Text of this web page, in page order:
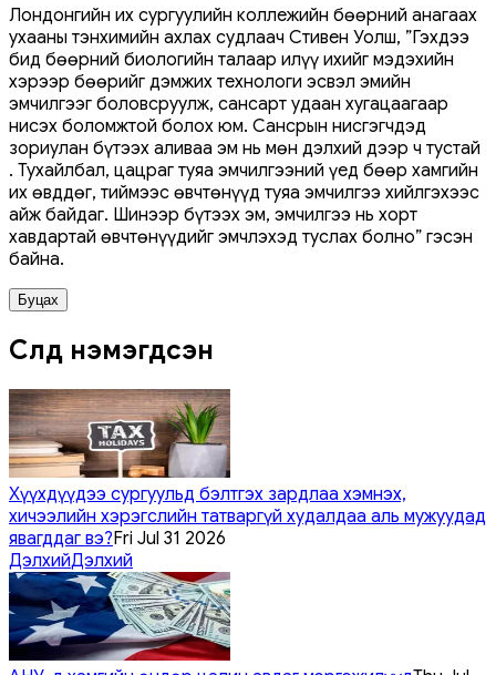
Лондонгийн их сургуулийн коллежийн бөөрний анагаах
ухааны тэнхимийн ахлах судлаач Стивен Уолш, ”Гэхдээ
бид бөөрний биологийн талаар илүү ихийг мэдэхийн
хэрээр бөөрийг дэмжих технологи эсвэл эмийн
эмчилгээг боловсруулж, сансарт удаан хугацаагаар
нисэх боломжтой болох юм. Сансрын нисгэгчдэд
зориулан бүтээх аливаа эм нь мөн дэлхий дээр ч тустай
. Тухайлбал, цацраг туяа эмчилгээний үед бөөр хамгийн
их өвддөг, тиймээс өвчтөнүүд туяа эмчилгээ хийлгэхээс
айж байдаг. Шинээр бүтээх эм, эмчилгээ нь хорт
хавдартай өвчтөнүүдийг эмчлэхэд туслах болно” гэсэн
байна.
Буцах
Сүүлд нэмэгдсэн
Хүүхдүүдээ сургуульд бэлтгэх зардлаа хэмнэх,
хичээлийн хэрэгслийн татваргүй худалдаа аль мужуудад
явагддаг вэ?Fri Jul 31 2026
ДэлхийДэлхий